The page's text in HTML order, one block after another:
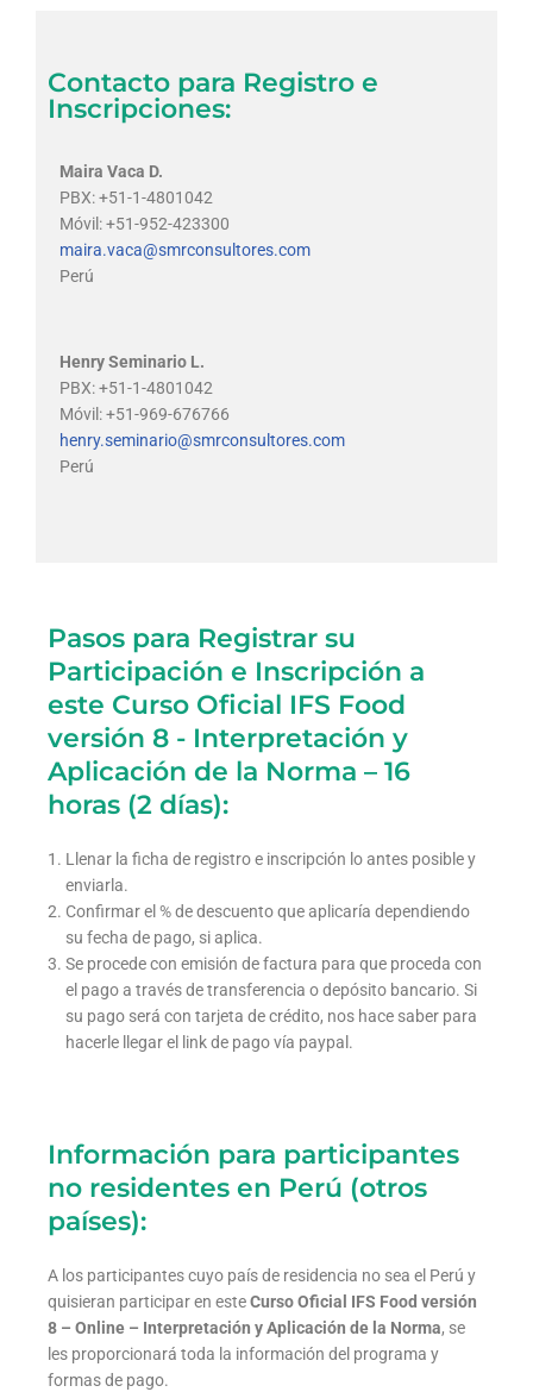
Contacto para Registro e
Inscripciones:
Maira Vaca D.
PBX: +51-1-4801042
Móvil: +51-952-423300
maira.vaca@smrconsultores.com
Perú
Henry Seminario L.
PBX: +51-1-4801042
Móvil: +51-969-676766
henry.seminario@smrconsultores.com
Perú
Pasos para Registrar su
Participación e Inscripción a
este Curso Oficial IFS Food
versión 8 - Interpretación y
Aplicación de la Norma – 16
horas (2 días):
Llenar la ficha de registro e inscripción lo antes posible y
enviarla.
Confirmar el % de descuento que aplicaría dependiendo
su fecha de pago, si aplica.
Se procede con emisión de factura para que proceda con
el pago a través de transferencia o depósito bancario. Si
su pago será con tarjeta de crédito, nos hace saber para
hacerle llegar el link de pago vía paypal.
Información para participantes
no residentes en Perú (otros
países):
A los participantes cuyo país de residencia no sea el Perú y
quisieran participar en esteCurso Oficial IFS Food versión
8 – Online – Interpretación y Aplicación de la Norma, se
les proporcionará toda la información del programa y
formas de pago.